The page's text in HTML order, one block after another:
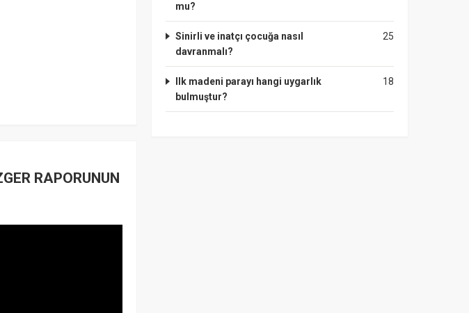
RAPORUNUN
mu?
25
Sinirli ve inatçı çocuğa nasıl
davranmalı?
18
Ilk madeni parayı hangi uygarlık
bulmuştur?